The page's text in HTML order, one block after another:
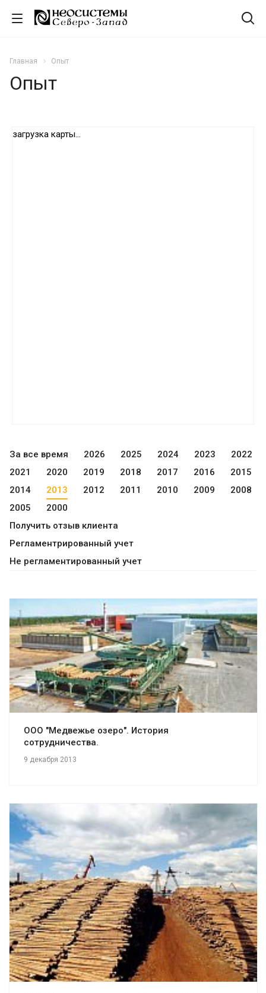
Главная Опыт
Опыт
загрузка карты...
За все время 2026 2025 2024 2023
2022
2021
2020 2019 2018 2017 2016
2015
2014
2013 2012 2011 2010 2009
2008
2005
2000
Получить отзыв клиента
Регламентрированный учет
Не регламентированный учет
Смотреть проект
ООО "Медвежье озеро". История
сотрудничества.
9 декабря 2013
Смотреть проект